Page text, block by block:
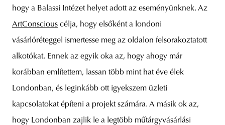
hogy a Balassi Intézet helyet adott az eseményünknek. Az
ArtConscious célja, hogy elsőként a londoni
vásárlóréteggel ismertesse meg az oldalon felsorakoztatott
alkotókat. Ennek az egyik oka az, hogy ahogy már
korábban említettem, lassan több mint hat éve élek
Londonban, és leginkább ott igyekszem üzleti
kapcsolatokat építeni a projekt számára. A másik ok az,
hogy Londonban zajlik le a legtöbb műtárgyvásárlási